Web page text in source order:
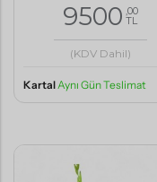
9500 ,00
TL
(KDV Dahil)
KartalAynı Gün Teslimat